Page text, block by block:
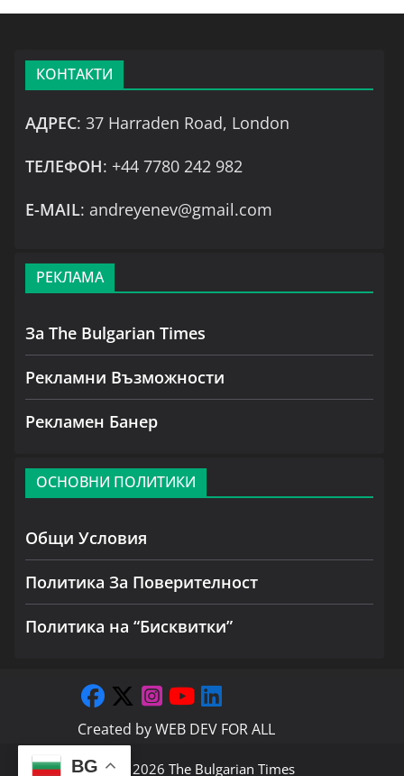
КОНТАКТИ
АДРЕС: 37 Harraden Road, London
ТЕЛЕФОН: +44 7780 242 982
Е-MAIL: andreyenev@gmail.com
РЕКЛАМА
За The Bulgarian Times
Рекламни Възможности
Рекламен Банер
ОСНОВНИ ПОЛИТИКИ
Общи Условия
Политика За Поверителност
Политика на “Бисквитки”
Created byWEB DEV FOR ALL
Copyright © 2026 The Bulgarian Times
BG